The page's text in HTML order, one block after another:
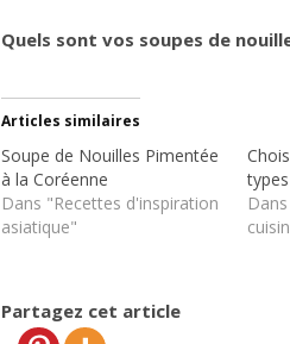
Quels sont vos soupes de
Articles similaires
Soupe de Nouilles Pimentée
à la Coréenne
Dans "Recettes d'inspiration
asiatique"
Partagez cet article